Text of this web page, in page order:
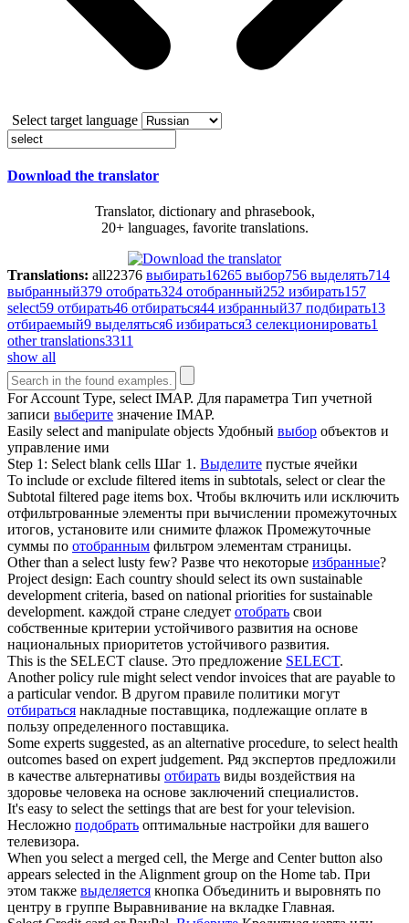
Select target language
Download the translator
Translator, dictionary and phrasebook,
20+ languages, favorite translations.
Translations: all22376 выбирать16265 выбор756 выделять714
выбранный379 отобрать324 отобранный252 избирать157
select59 отбирать46 отбираться44 избранный37 подбирать13
отбираемый9 выделяться6 избираться3 селекционировать1
other translations3311
show all
For Account Type, selectIMAP. Для параметра Тип учетной
записи выберите значение IMAP.
Easily selectand manipulate objects Удобный выбор объектов и
управление ими
Step 1: Selectblank cells Шаг 1. Выделите пустые ячейки
To include or exclude filtered items in subtotals, selector clear the
Subtotal filtered page items box. Чтобы включить или исключить
отфильтрованные элементы при вычислении промежуточных
итогов, установите или снимите флажок Промежуточные
суммы по отобранным фильтром элементам страницы.
Other than a selectlusty few? Разве что некоторые избранные?
Project design: Each country should selectits own sustainable
development criteria, based on national priorities for sustainable
development. каждой стране следует отобрать свои
собственные критерии устойчивого развития на основе
национальных приоритетов устойчивого развития.
This is the SELECT clause. Это предложение SELECT.
Another policy rule mightselectvendor invoices that are payable to
a particular vendor. В другом правиле политики могут
отбираться накладные поставщика, подлежащие оплате в
пользу определенного поставщика.
Some experts suggested, as an alternative procedure, to selecthealth
outcomes based on expert judgement. Ряд экспертов предложили
в качестве альтернативы отбирать виды воздействия на
здоровье человека на основе заключений специалистов.
It's easy to selectthe settings that are best for your television.
Несложно подобрать оптимальные настройки для вашего
телевизора.
When you selecta merged cell, the Merge and Center button also
appears selected in the Alignment group on the Home tab. При
этом также выделяется кнопка Объединить и выровнять по
центру в группе Выравнивание на вкладке Главная.